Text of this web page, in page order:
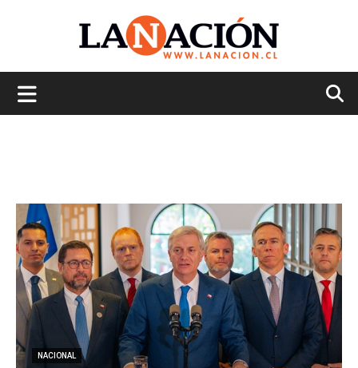
NACIONAL